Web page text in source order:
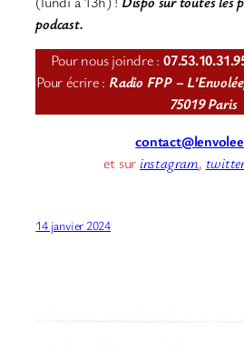
podcast.
Pour nous joindre :
Pour écrire : Radio FPP –
75019 Paris
et sur instagram, twitter
14 janvier 2024